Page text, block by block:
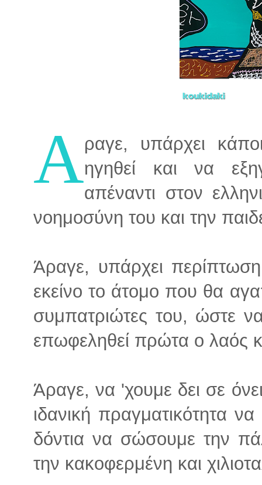
Αραγε, υπάρχει
ηγηθεί και να
απέναντι στον
νοημοσύνη του και την
Άραγε, υπάρχει
εκείνο το άτομο που θα
συμπατριώτες του, ώστε
επωφεληθεί πρώτα ο λαός
Άραγε, να 'χουμε δει σε
ιδανική πραγματικότητα
δόντια να σώσουμε την
την κακοφερμένη και